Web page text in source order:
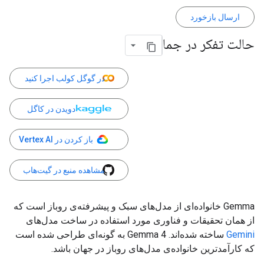
ارسال بازخورد
حالت تفکر در جما
در گوگل کولب اجرا کنید
دویدن در کاگل
باز کردن در Vertex AI
مشاهده منبع در گیت‌هاب
Gemma خانواده‌ای از مدل‌های سبک و پیشرفته‌ی روباز است که
از همان تحقیقات و فناوری مورد استفاده در ساخت مدل‌های
Gemini
ساخته شده‌اند. Gemma 4 به گونه‌ای طراحی شده است
که کارآمدترین خانواده‌ی مدل‌های روباز در جهان باشد.